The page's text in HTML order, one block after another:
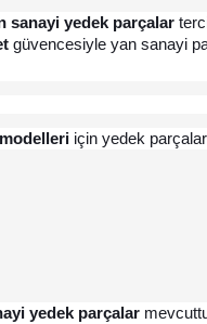
sanayi yedek parçalar
güvencesiyle yan sanayi
için yedek
yedek parçalar